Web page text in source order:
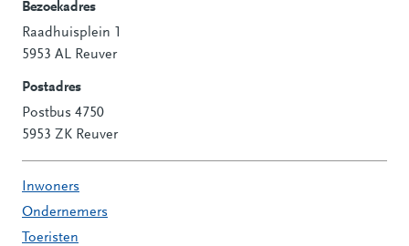
Contactinformatie
Bezoekadres
Raadhuisplein 1
5953 AL Reuver
Postadres
Postbus 4750
5953 ZK Reuver
Inwoners
Ondernemers
Toeristen